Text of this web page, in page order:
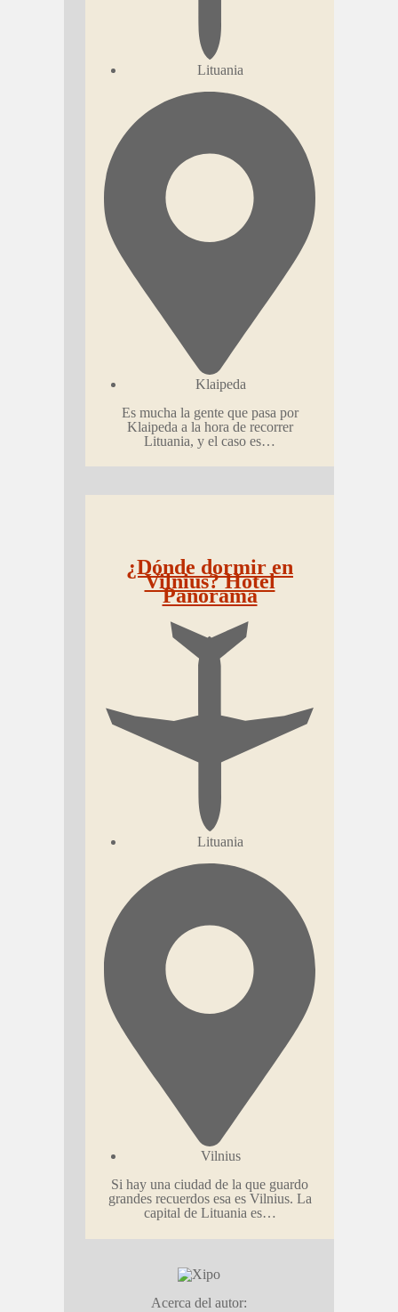
Lituania
Klaipeda
Es mucha la gente que pasa por
Klaipeda a la hora de recorrer
Lituania, y el caso es…
¿Dónde dormir en
Vilnius? Hotel
Panorama
Lituania
Vilnius
Si hay una ciudad de la que guardo
grandes recuerdos esa es Vilnius. La
capital de Lituania es…
Acerca del autor: